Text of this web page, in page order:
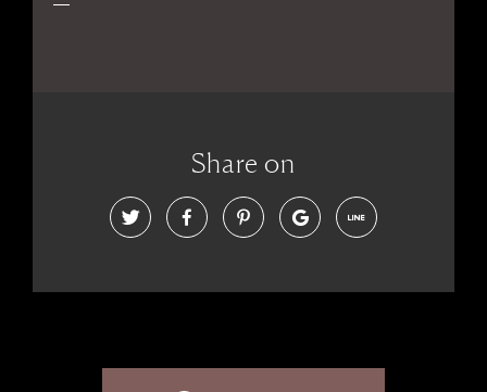
Share on